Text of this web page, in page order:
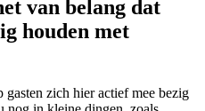
van belang dat
houden met
gasten zich hier actief mee bezig